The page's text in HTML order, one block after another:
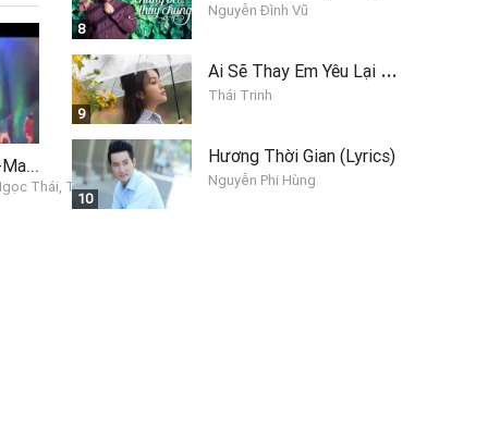
Liên Khúc Cha Cha Cha-Manbo Yêu Thương (Liveshow Một Thoáng Quê Hương 3)
Thái, Triệu Ái Vy
8
Nguyễn Đình Vũ
9
A
i Sẽ Thay Em Yêu Lại Anh
Thái Trinh
10
Hương Thời Gian (Lyrics)
Nguyễn Phi Hùng